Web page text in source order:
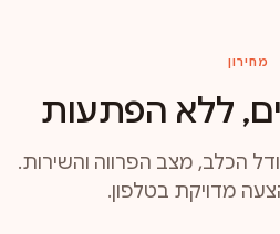
מחירון
ללא הפתעות
הכלב, מצב הפרווה והשירות.
מדויקת בטלפון.